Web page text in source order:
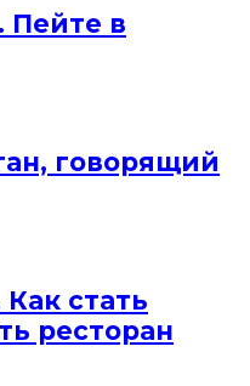
Пейте в
говорящий
стать
ресторан